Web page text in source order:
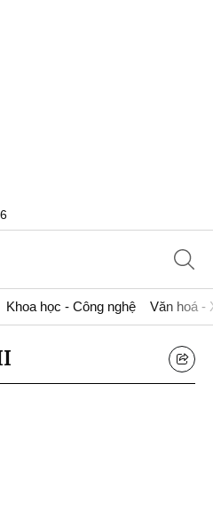
Khoa học - Công nghệ Văn hoá -